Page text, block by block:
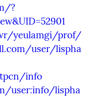
?
yeulamgi/prof/
user/lispha
info
user:info/lispha